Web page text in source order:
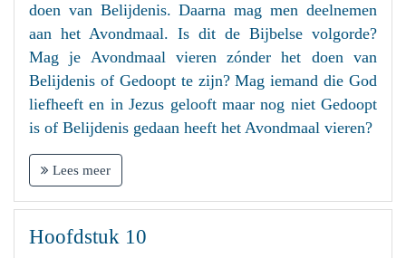
doen van Belijdenis. Daarna mag men deelnemen
aan het Avondmaal. Is dit de Bijbelse volgorde?
Mag je Avondmaal vieren zónder het doen van
Belijdenis of Gedoopt te zijn? Mag iemand die God
liefheeft en in Jezus gelooft maar nog niet Gedoopt
is of Belijdenis gedaan heeft het Avondmaal vieren?
Lees meer
Hoofdstuk 10